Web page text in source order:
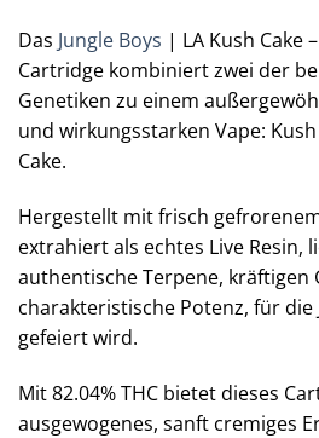
Das Jungle Boys | LA Kush Cake
Cartridge kombiniert zwei der
Genetiken zu einem
und wirkungsstarken Vape:
Cake.
Hergestellt mit frisch
extrahiert als echtes Live Resin,
authentische Terpene, kräftigen
charakteristische Potenz, für die
gefeiert wird.
Mit 82.04% THC bietet dieses
ausgewogenes, sanft cremiges